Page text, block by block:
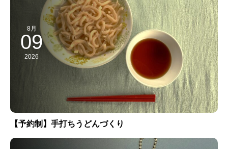
8月
09
2026
【予約制】手打ちうどんづくり